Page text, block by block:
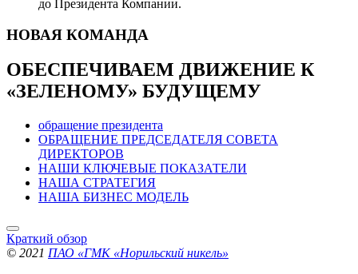
до Президента Компании.
НОВАЯ КОМАНДА
ОБЕСПЕЧИВАЕМ ДВИЖЕНИЕ К
«ЗЕЛЕНОМУ» БУДУЩЕМУ
обращение президента
ОБРАЩЕНИЕ ПРЕДСЕДАТЕЛЯ СОВЕТА
ДИРЕКТОРОВ
НАШИ КЛЮЧЕВЫЕ ПОКАЗАТЕЛИ
НАША СТРАТЕГИЯ
НАША БИЗНЕС МОДЕЛЬ
Краткий обзор
© 2021 ПАО «ГМК «Норильский никель»